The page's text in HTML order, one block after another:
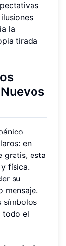
la
tirada
en
gratis, esta
física.
su
mensaje.
símbolos
todo el